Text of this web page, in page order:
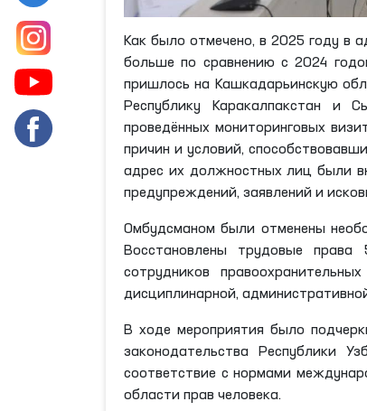
Как было отмечено, в 2025 году в
больше по сравнению с 2024
пришлось на Кашкадарьинскую
Республику Каракалпакстан и
проведённых мониторинговых
причин и условий,
адрес их должностных лиц были
предупреждений, заявлений и
Омбудсманом были отменены
Восстановлены трудовые
сотрудников
дисциплинарной,
В ходе мероприятия было
законодательства Республики
соответствие с нормами
области прав человека.